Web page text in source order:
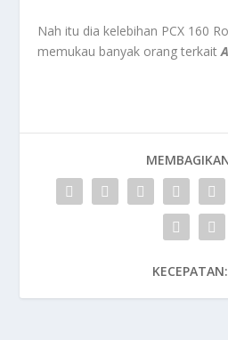
Nah itu dia kelebihan PCX 160
memukau banyak orang terkait
KECEPATAN: